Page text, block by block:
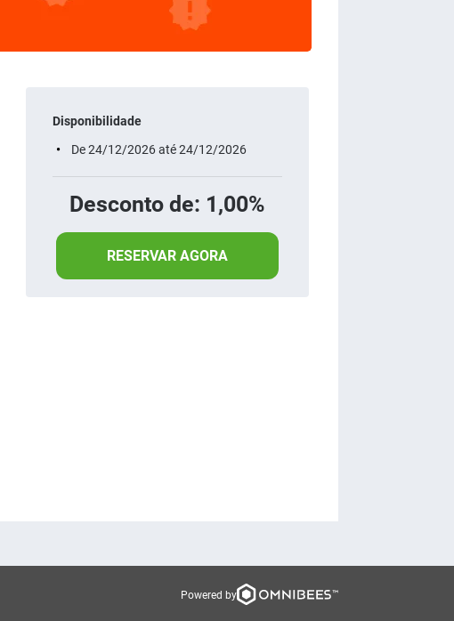
Disponibilidade
De 24/12/2026 até 24/12/2026
Desconto de: 1,00%
RESERVAR AGORA
Powered by